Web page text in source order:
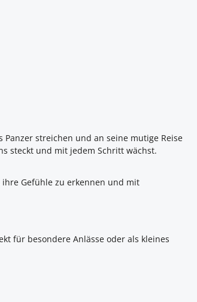
streichen und an seine mutige Reise
steckt und mit jedem Schritt wächst.
Gefühle zu erkennen und mit
für besondere Anlässe oder als kleines